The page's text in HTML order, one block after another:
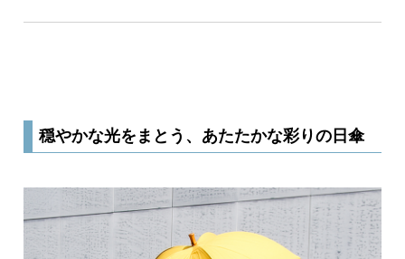
穏やかな光をまとう、あたたかな彩りの日傘